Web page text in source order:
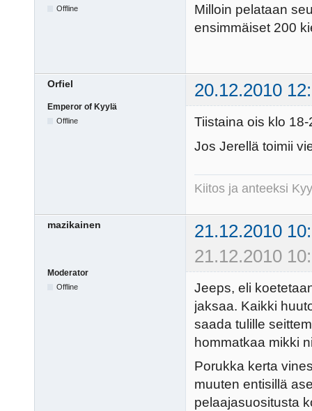
Offline
Milloin pelataan
ensimmäiset 200
Orfiel 20.12.2010
Emperor of Kyylä
Offline
Tiistaina ois klo
Jos Jerellä toimii
Kiitos ja anteeksi
mazikainen
21.12.2010
21.12.2010
Moderator
Offline
Jeeps, eli
jaksaa. Kaikki
saada tulille
hommatkaa mikki
Porukka kerta
muuten entisillä
pelaajasuositusta